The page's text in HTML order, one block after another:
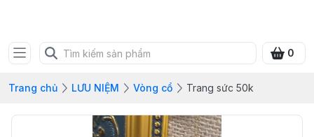
0
Trang chủ LƯU NIỆM Vòng cổ Trang sức 50k